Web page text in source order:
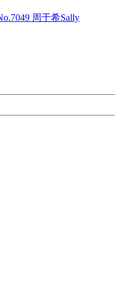
周于希Sally